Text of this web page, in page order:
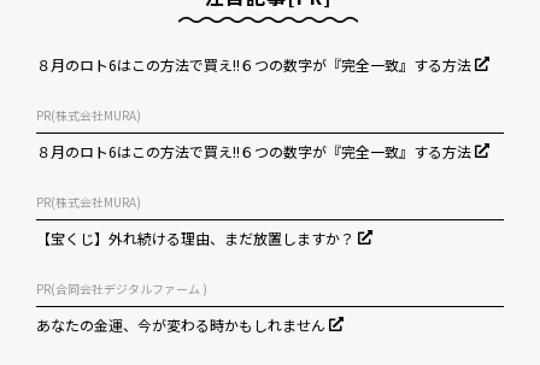
８月のロト6はこの方法で買え!!６つの数字が『完全一致』する方法
PR(株式会社MURA)
８月のロト6はこの方法で買え!!６つの数字が『完全一致』する方法
PR(株式会社MURA)
【宝くじ】外れ続ける理由、まだ放置しますか？
PR(合同会社デジタルファーム )
あなたの金運、今が変わる時かもしれません